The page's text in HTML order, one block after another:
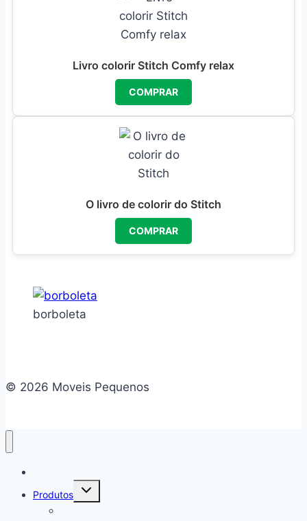
Livro colorir Stitch Comfy relax
COMPRAR
O livro de colorir do Stitch
COMPRAR
borboleta
© 2026 Moveis Pequenos
Produtos
Alternar